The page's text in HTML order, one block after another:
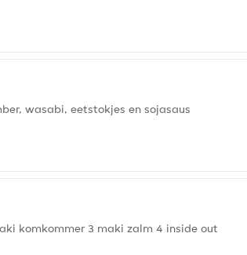
wasabi, eetstokjes en sojasaus
komkommer 3 maki zalm 4 inside out